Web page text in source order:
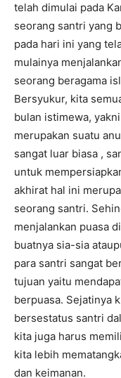
telah dimulai pada
seorang santri yang
pada hari ini yang
mulainya
seorang beragama
Bersyukur, kita
bulan istimewa,
merupakan suatu
sangat luar biasa ,
untuk
akhirat hal ini
seorang santri.
menjalankan puasa
buatnya sia-sia
para santri sangat
tujuan yaitu
berpuasa. Sejatinya
bersestatus santri
kita juga harus
kita lebih
dan keimanan.